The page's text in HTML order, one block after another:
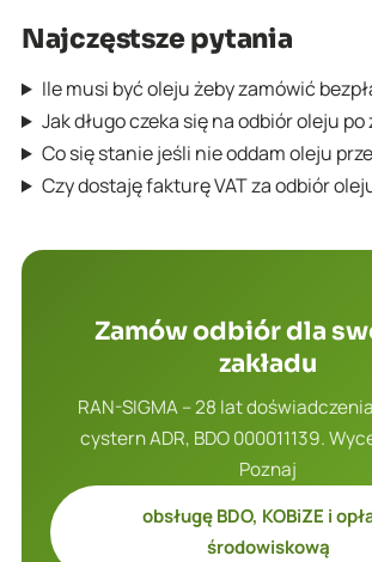
Najczęstsze pytania
Ile musi być oleju żeby zamówić
Jak długo czeka się na odbiór oleju po
Co się stanie jeśli nie oddam oleju
Czy dostaję fakturę VAT za odbiór
Zamów odbiór dla
zakładu
RAN-SIGMA – 28 lat
cystern ADR, BDO 000011139.
Poznaj
obsługę BDO, KOBiZE i
środowiskową